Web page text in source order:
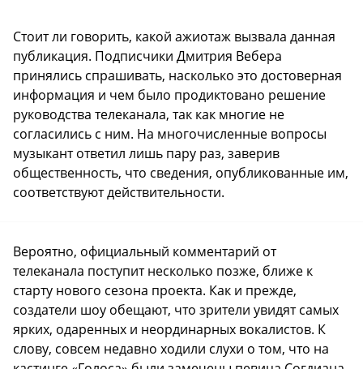
Стоит ли говорить, какой ажиотаж вызвала данная
публикация. Подписчики Дмитрия Вебера
принялись спрашивать, насколько это достоверная
информация и чем было продиктовано решение
руководства телеканала, так как многие не
согласились с ним. На многочисленные вопросы
музыкант ответил лишь пару раз, заверив
общественность, что сведения, опубликованные им,
соответствуют действительности.
Вероятно, официальный комментарий от
телеканала поступит несколько позже, ближе к
старту нового сезона проекта. Как и прежде,
создатели шоу обещают, что зрители увидят самых
ярких, одаренных и неординарных вокалистов. К
слову, совсем недавно ходили слухи о том, что на